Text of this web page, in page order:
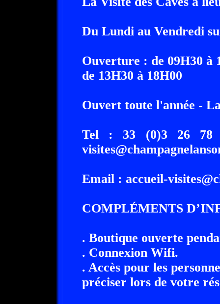
Du Lundi au Vendredi
Ouverture : de 09H30 à
de 13H30 à 18H00
Ouvert toute l'année -
Tel : 33 (0)3 26 78
Email : accueil-
COMPLÉMENTS
. Boutique ouverte
. Connexion Wifi.
. Accès pour les
préciser lors de votre